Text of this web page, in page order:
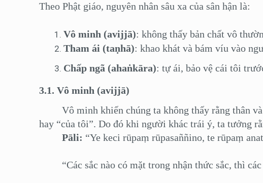
Theo Phật giáo, nguyên nhân sâu xa của sân hận là:
Vô minh (avijjā): không thấy bản chất vô
Tham ái (taṇhā): khao khát và bám víu vào
Chấp ngã (ahaṅkāra): tự ái, bảo vệ cái tôi
3.1. Vô minh (avijjā)
Vô minh khiến chúng ta không thấy rằng thân và
hay “của tôi”. Do đó khi người khác trái ý, ta tưởng
Pāli: “Ye keci rūpaṃ rūpasaññino, te rūpaṃ
“Các sắc nào có mặt trong nhận thức sắc, thì các